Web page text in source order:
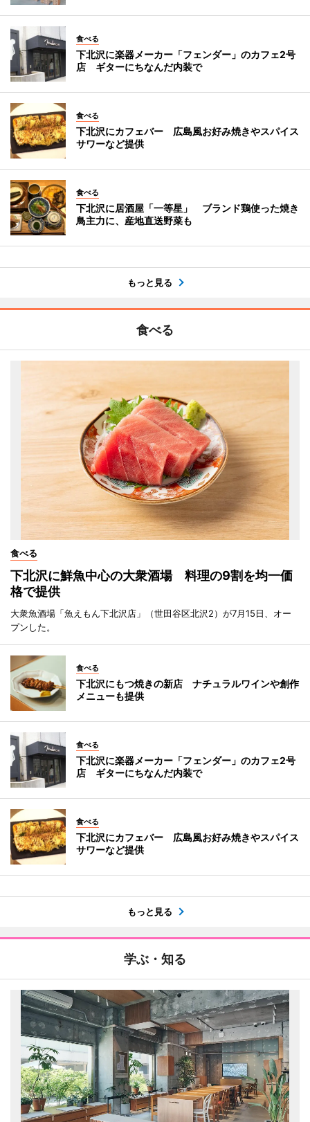
食べる
下北沢に楽器メーカー「フェンダー」のカフェ2号
店 ギターにちなんだ内装で
食べる
下北沢にカフェバー 広島風お好み焼きやスパイス
サワーなど提供
食べる
下北沢に居酒屋「一等星」 ブランド鶏使った焼き
鳥主力に、産地直送野菜も
もっと見る
食べる
食べる
下北沢に鮮魚中心の大衆酒場 料理の9割を均一価
格で提供
大衆魚酒場「魚えもん下北沢店」（世田谷区北沢2）が7月15日、オー
プンした。
食べる
下北沢にもつ焼きの新店 ナチュラルワインや創作
メニューも提供
食べる
下北沢に楽器メーカー「フェンダー」のカフェ2号
店 ギターにちなんだ内装で
食べる
下北沢にカフェバー 広島風お好み焼きやスパイス
サワーなど提供
もっと見る
学ぶ・知る